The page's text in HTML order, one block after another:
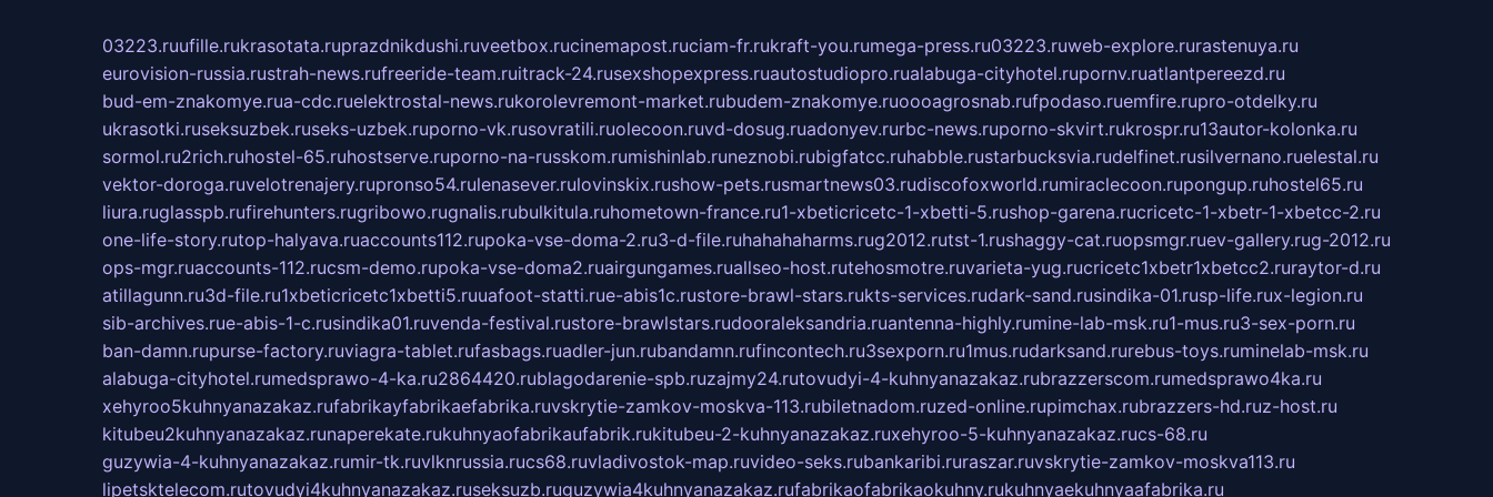
03223.ruufille.rukrasotata.ruprazdnikdushi.ruveetbox.rucinemapost.ruciam-fr.rukraft-you.rumega-press.ru03223.ruweb-explore.rurastenuya.ru
eurovision-russia.rustrah-news.rufreeride-team.ruitrack-24.rusexshopexpress.ruautostudiopro.rualabuga-cityhotel.rupornv.ruatlantpereezd.ru
bud-em-znakomye.rua-cdc.ruelektrostal-news.rukorolevremont-market.rubudem-znakomye.ruoooagrosnab.rufpodaso.ruemfire.rupro-otdelky.ru
ukrasotki.ruseksuzbek.ruseks-uzbek.ruporno-vk.rusovratili.ruolecoon.ruvd-dosug.ruadonyev.rurbc-news.ruporno-skvirt.rukrospr.ru13autor-kolonka.ru
sormol.ru2rich.ruhostel-65.ruhostserve.ruporno-na-russkom.rumishinlab.runeznobi.rubigfatcc.ruhabble.rustarbucksvia.rudelfinet.rusilvernano.ruelestal.ru
vektor-doroga.ruvelotrenajery.rupronso54.rulenasever.rulovinskix.rushow-pets.rusmartnews03.rudiscofoxworld.rumiraclecoon.rupongup.ruhostel65.ru
liura.ruglasspb.rufirehunters.rugribowo.rugnalis.rubulkitula.ruhometown-france.ru1-xbeticricetc-1-xbetti-5.rushop-garena.rucricetc-1-xbetr-1-xbetcc-2.ru
one-life-story.rutop-halyava.ruaccounts112.rupoka-vse-doma-2.ru3-d-file.ruhahahaharms.rug2012.rutst-1.rushaggy-cat.ruopsmgr.ruev-gallery.rug-2012.ru
ops-mgr.ruaccounts-112.rucsm-demo.rupoka-vse-doma2.ruairgungames.ruallseo-host.rutehosmotre.ruvarieta-yug.rucricetc1xbetr1xbetcc2.ruraytor-d.ru
atillagunn.ru3d-file.ru1xbeticricetc1xbetti5.ruuafoot-statti.rue-abis1c.rustore-brawl-stars.rukts-services.rudark-sand.rusindika-01.rusp-life.rux-legion.ru
sib-archives.rue-abis-1-c.rusindika01.ruvenda-festival.rustore-brawlstars.rudooraleksandria.ruantenna-highly.rumine-lab-msk.ru1-mus.ru3-sex-porn.ru
ban-damn.rupurse-factory.ruviagra-tablet.rufasbags.ruadler-jun.rubandamn.rufincontech.ru3sexporn.ru1mus.rudarksand.rurebus-toys.ruminelab-msk.ru
alabuga-cityhotel.rumedsprawo-4-ka.ru2864420.rublagodarenie-spb.ruzajmy24.rutovudyi-4-kuhnyanazakaz.rubrazzerscom.rumedsprawo4ka.ru
xehyroo5kuhnyanazakaz.rufabrikayfabrikaefabrika.ruvskrytie-zamkov-moskva-113.rubiletnadom.ruzed-online.rupimchax.rubrazzers-hd.ruz-host.ru
kitubeu2kuhnyanazakaz.runaperekate.rukuhnyaofabrikaufabrik.rukitubeu-2-kuhnyanazakaz.ruxehyroo-5-kuhnyanazakaz.rucs-68.ru
guzywia-4-kuhnyanazakaz.rumir-tk.ruvlknrussia.rucs68.ruvladivostok-map.ruvideo-seks.rubankaribi.ruraszar.ruvskrytie-zamkov-moskva113.ru
lipetsktelecom.rutovudyi4kuhnyanazakaz.ruseksuzb.ruguzywia4kuhnyanazakaz.rufabrikaofabrikaokuhny.rukuhnyaekuhnyaafabrika.ru